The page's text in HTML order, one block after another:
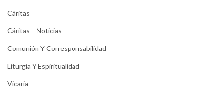
Cáritas
Cáritas – Noticias
Comunión Y Corresponsabilidad
Liturgia Y Espiritualidad
Vicaria